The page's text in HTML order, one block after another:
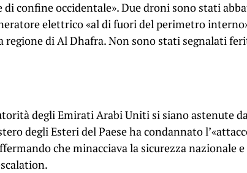
di confine occidentale». Due droni sono stati
elettrico «al di fuori del perimetro
regione di Al Dhafra. Non sono stati segnalati
degli Emirati Arabi Uniti si siano astenute
degli Esteri del Paese ha condannato
che minacciava la sicurezza nazionale